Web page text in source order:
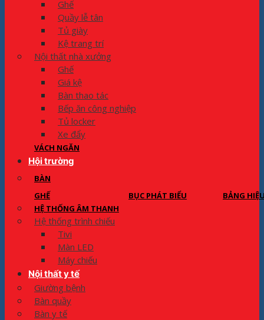
Ghế
Quầy lễ tân
Tủ giày
Kệ trang trí
Nội thất nhà xưởng
Ghế
Giá kệ
Bàn thao tác
Bếp ăn công nghiệp
Tủ locker
Xe đẩy
VÁCH NGĂN
Hội trường
BÀN
GHẾ
BỤC PHÁT BIỂU
BẢNG
HỆ THỐNG ÂM THANH
Hệ thống trình chiếu
Tivi
Màn LED
Máy chiếu
Nội thất y tế
Giường bệnh
Bàn quầy
Bàn y tế